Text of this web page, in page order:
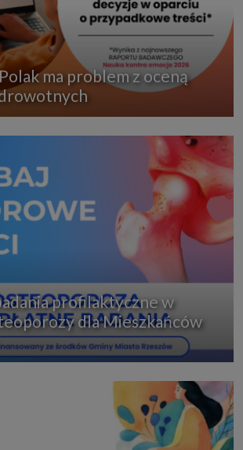
ma problem z oceną
profilaktyczne w
dla Mieszkańców